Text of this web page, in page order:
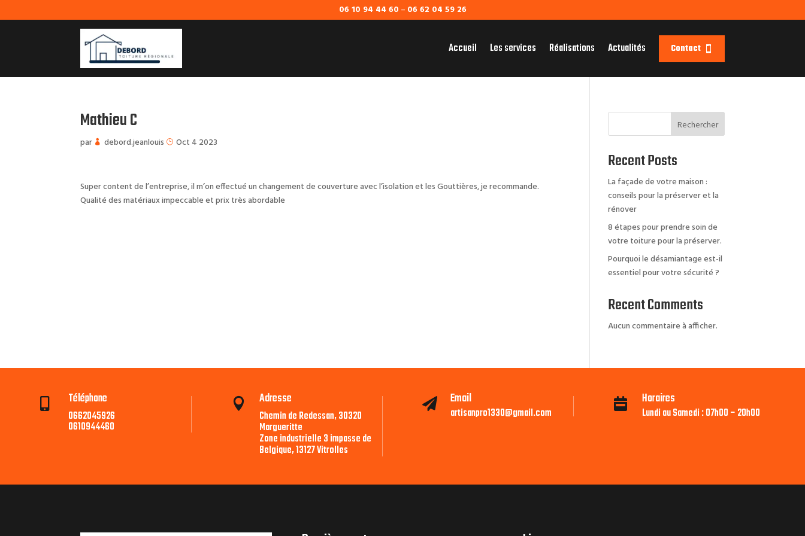
06 10 94 44 60 – 06 62 04 59 26
Accueil Les services Réalisations Actualités Contact
Mathieu C
par debord.jeanlouis Oct 4 2023
Super content de l’entreprise, il m’on effectué un changement de couverture avec l’isolation et les Gouttières, je recommande.
Qualité des matériaux impeccable et prix très abordable
Rechercher
Recent Posts
La façade de votre maison :
conseils pour la préserver et la
rénover
8 étapes pour prendre soin de
votre toiture pour la préserver.
Pourquoi le désamiantage est-il
essentiel pour votre sécurité ?
Recent Comments
Aucun commentaire à afficher.
Téléphone
0662045926
0610944460
 Adresse
Chemin de Redessan, 30320
Margueritte
Zone industrielle 3 impasse de
Belgique, 13127 Vitrolles
 Email
artisanpro1330@gmail.com
 Horaires
Lundi au Samedi : 07h00 – 20h00